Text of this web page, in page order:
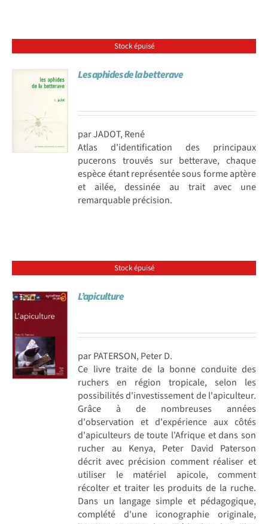
Stock épuisé
Les aphides de la betterave
par JADOT, René
Atlas d'identification des principaux
pucerons trouvés sur betterave, chaque
espèce étant représentée sous forme aptère
et ailée, dessinée au trait avec une
remarquable précision.
Stock épuisé
L’apiculture
par PATERSON, Peter D.
Ce livre traite de la bonne conduite des
ruchers en région tropicale, selon les
possibilités d'investissement de l'apiculteur.
Grâce à de nombreuses années
d'observation et d'expérience aux côtés
d'apiculteurs de toute l'Afrique et dans son
rucher au Kenya, Peter David Paterson
décrit avec précision comment réaliser et
utiliser le matériel apicole, comment
récolter et traiter les produits de la ruche.
Dans un langage simple et pédagogique,
complété d'une iconographie originale,